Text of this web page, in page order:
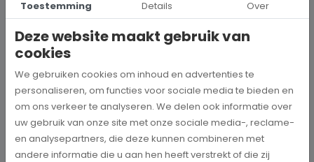
Wanneer je besluit om een steentje bij te dragen aan een betere
wereld, neem je een prachtig besluit. Jouw donatie kan het ve...
Toestemming Details Over
Deze website maakt gebruik van
cookies
We gebruiken cookies om inhoud en advertenties te
personaliseren, om functies voor sociale media te bieden en
om ons verkeer te analyseren. We delen ook informatie over
uw gebruik van onze site met onze sociale media-, reclame-
en analysepartners, die deze kunnen combineren met
andere informatie die u aan hen heeft verstrekt of die zij